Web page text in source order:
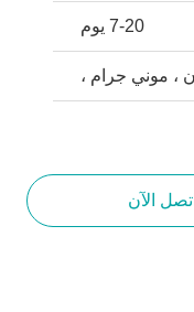
7-20 يوم
اتصل الآن